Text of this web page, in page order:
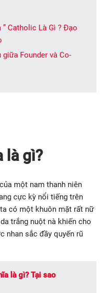
” Catholic Là Gì ? Đạo
giữa Founder và Co-
là gì?
một nam thanh niên
cực kỳ nổi tiếng trên
có một khuôn mặt rất nữ
trắng nuột nà khiến cho
nhan sắc đầy quyến rũ
là gì? Tại sao